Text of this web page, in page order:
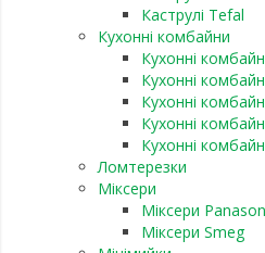
Каструлі Tefal
Кухонні комбайни
Кухонні
Кухонні
Кухонні
Кухонні
Кухонні
Ломтерезки
Міксери
Міксери
Міксери Smeg